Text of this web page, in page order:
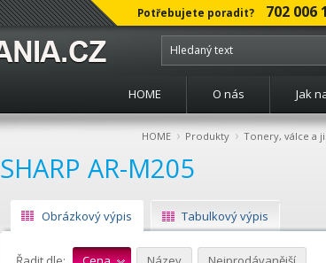
Potřebujete poradit? 702 006
HOME O nás Jak
HOME › Produkty › Tonery, válce a
SHARP AR-M205
Obrázkový výpis Tabulkový výpis